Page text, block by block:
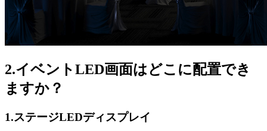
2.イベントLED画面はどこに配置でき
ますか？
1.ステージLEDディスプレイ